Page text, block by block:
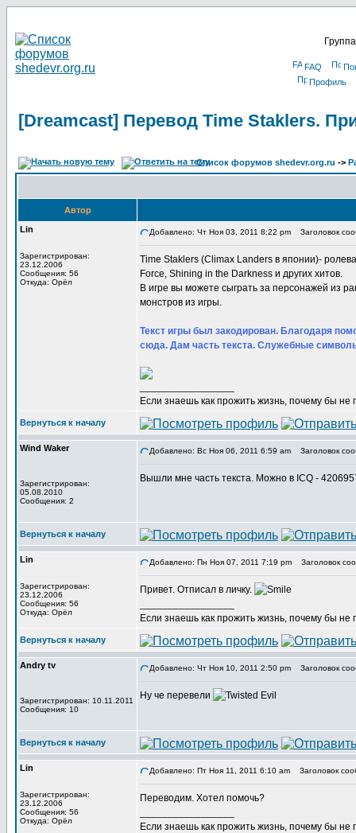
FAQ
Профиль
[Dreamcast] Перевод Time Staklers.
Список форумов shedevr.org.ru ->
Автор
Lin
Зарегистрирован:
23.12.2006
Сообщения: 56
Откуда: Орёл
Добавлено: Чт Ноя 03, 2011 8:22 pm Заголовок
Time Staklers (Climax Landers в японии)-
Force, Shining in the Darkness и других хитов.
В игре вы можете сыграть за персонажей из
монстров из игры.
Текст игры был закодирован. Благодаря
сюда. Дам часть текста. Служебные
Если знаешь как прожить жизнь, почему бы не
Вернуться к началу
Wind Waker
Зарегистрирован:
05.08.2010
Сообщения: 2
Добавлено: Вс Ноя 06, 2011 6:59 am Заголовок
Вышли мне часть текста. Можно в ICQ -
Вернуться к началу
Lin
Зарегистрирован:
23.12.2006
Сообщения: 56
Откуда: Орёл
Добавлено: Пн Ноя 07, 2011 7:19 pm Заголовок
Привет. Отписал в личку.
Если знаешь как прожить жизнь, почему бы не
Вернуться к началу
Andry tv
Зарегистрирован: 10.11.2011
Сообщения: 10
Добавлено: Чт Ноя 10, 2011 2:50 pm Заголовок
Ну че перевели
Вернуться к началу
Lin
Зарегистрирован:
23.12.2006
Сообщения: 56
Откуда: Орёл
Добавлено: Пт Ноя 11, 2011 6:10 am Заголовок
Переводим. Хотел помочь?
Если знаешь как прожить жизнь, почему бы не